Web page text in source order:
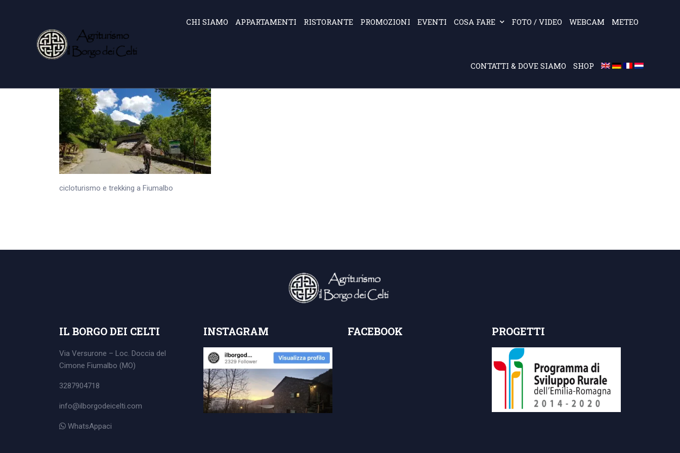
CHI SIAMO APPARTAMENTI RISTORANTE PROMOZIONI EVENTI COSA FARE FOTO / VIDEO WEBCAM METEO
CONTATTI & DOVE SIAMO SHOP
cicloturismo e trekking a Fiumalbo
IL BORGO DEI CELTI
Via Versurone – Loc. Doccia del
Cimone Fiumalbo (MO)
3287904718
info@ilborgodeicelti.com
WhatsAppaci
INSTAGRAM FACEBOOK PROGETTI
Search